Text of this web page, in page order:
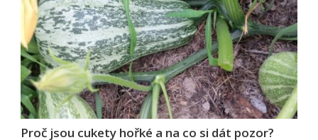
Proč jsou cukety hořké a na co si dát pozor?